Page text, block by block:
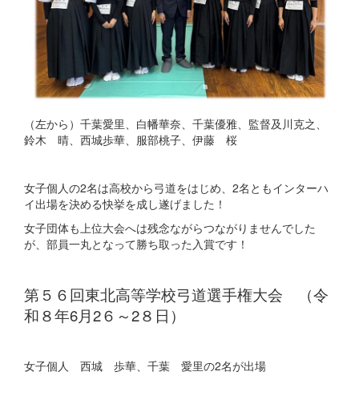
（左から）千葉愛里、白幡華奈、千葉優雅、監督及川克之、
鈴木 晴、西城歩華、服部桃子、伊藤 桜
女子個人の2名は高校から弓道をはじめ、2名ともインターハ
イ出場を決める快挙を成し遂げました！
女子団体も上位大会へは残念ながらつながりませんでした
が、部員一丸となって勝ち取った入賞です！
第５６回東北高等学校弓道選手権大会 （令
和８年6月2６～2８日）
女子個人 西城 歩華、千葉 愛里の2名が出場